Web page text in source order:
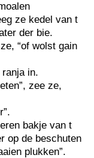
ze kedel van t
der bie.
“of wolst gain
in.
zee ze,
bakje van t
op de beschuten
plukken”.